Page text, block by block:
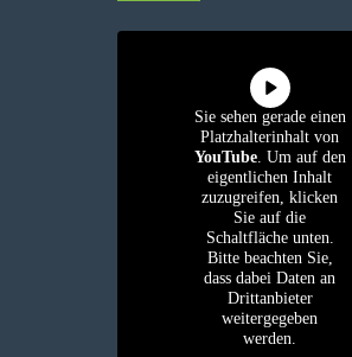
Sie sehen gerade einen
Platzhalterinhalt von
YouTube. Um auf den
eigentlichen Inhalt
zuzugreifen, klicken
Sie auf die
Schaltfläche unten.
Bitte beachten Sie,
dass dabei Daten an
Drittanbieter
weitergegeben
werden.